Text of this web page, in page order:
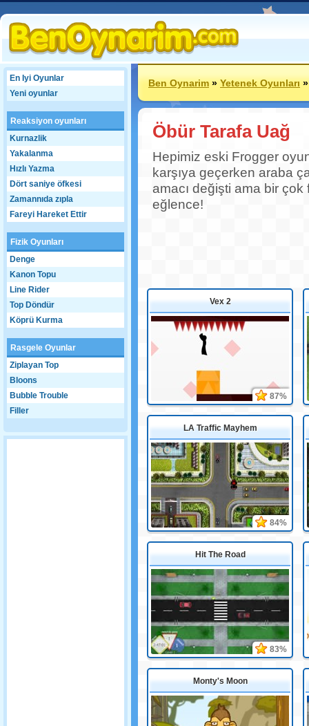
En Iyi Oyunlar
Yeni oyunlar
Reaksiyon oyunları
Kurnazlik
Yakalanma
Hızlı Yazma
Dört saniye öfkesi
Zamannıda zıpla
Fareyi Hareket Ettir
Fizik Oyunları
Denge
Kanon Topu
Line Rider
Top Döndür
Köprü Kurma
Rasgele Oyunlar
Ziplayan Top
Bloons
Bubble Trouble
Filler
Ben Oynarim»Yetenek Oyunları
Öbür Tarafa Uağ
Hepimiz eski Frogger
karşıya geçerken araba
amacı değişti ama bir çok
eğlence!
Vex 2
87%
LA Traffic Mayhem
84%
Hit The Road
83%
Monty's Moon